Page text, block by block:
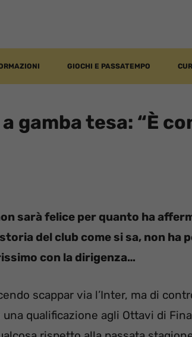
GIOCHI E PASSATEMPO
gamba tesa: “È
sarà felice per quanto ha
del club come si sa, non ha
con la dirigenza…
scappar via l’Inter, ma di
qualificazione agli Ottavi di